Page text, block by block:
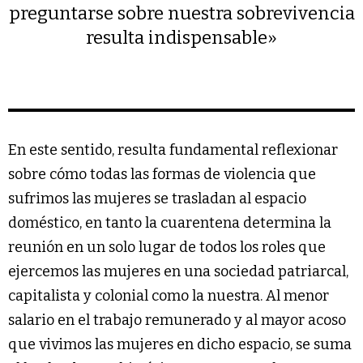
preguntarse sobre nuestra sobrevivencia
resulta indispensable»
En este sentido, resulta fundamental reflexionar
sobre cómo todas las formas de violencia que
sufrimos las mujeres se trasladan al espacio
doméstico, en tanto la cuarentena determina la
reunión en un solo lugar de todos los roles que
ejercemos las mujeres en una sociedad patriarcal,
capitalista y colonial como la nuestra. Al menor
salario en el trabajo remunerado y al mayor acoso
que vivimos las mujeres en dicho espacio, se suma